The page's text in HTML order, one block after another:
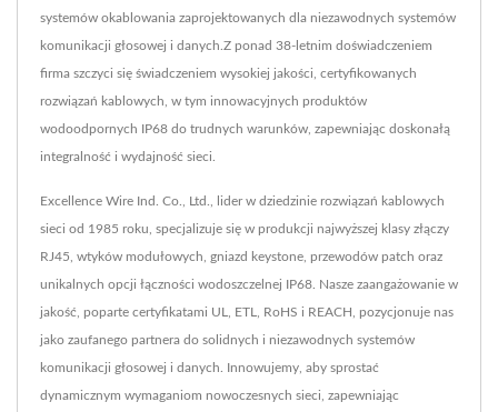
systemów okablowania zaprojektowanych dla niezawodnych systemów
komunikacji głosowej i danych.Z ponad 38-letnim doświadczeniem
firma szczyci się świadczeniem wysokiej jakości, certyfikowanych
rozwiązań kablowych, w tym innowacyjnych produktów
wodoodpornych IP68 do trudnych warunków, zapewniając doskonałą
integralność i wydajność sieci.
Excellence Wire Ind. Co., Ltd., lider w dziedzinie rozwiązań kablowych
sieci od 1985 roku, specjalizuje się w produkcji najwyższej klasy złączy
RJ45, wtyków modułowych, gniazd keystone, przewodów patch oraz
unikalnych opcji łączności wodoszczelnej IP68. Nasze zaangażowanie w
jakość, poparte certyfikatami UL, ETL, RoHS i REACH, pozycjonuje nas
jako zaufanego partnera do solidnych i niezawodnych systemów
komunikacji głosowej i danych. Innowujemy, aby sprostać
dynamicznym wymaganiom nowoczesnych sieci, zapewniając